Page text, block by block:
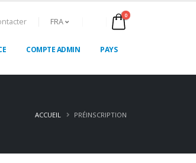
FRA
0
COMPTE ADMIN PAYS
ACCUEIL PRÉINSCRIPTION